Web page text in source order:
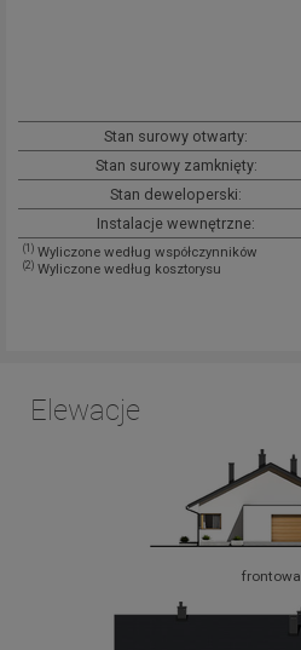
Stan surowy otwarty:
Stan surowy zamknięty:
Stan deweloperski:
Instalacje wewnętrzne:
(1) Wyliczone według współczynników
(2) Wyliczone według kosztorysu
Elewacje
frontowa